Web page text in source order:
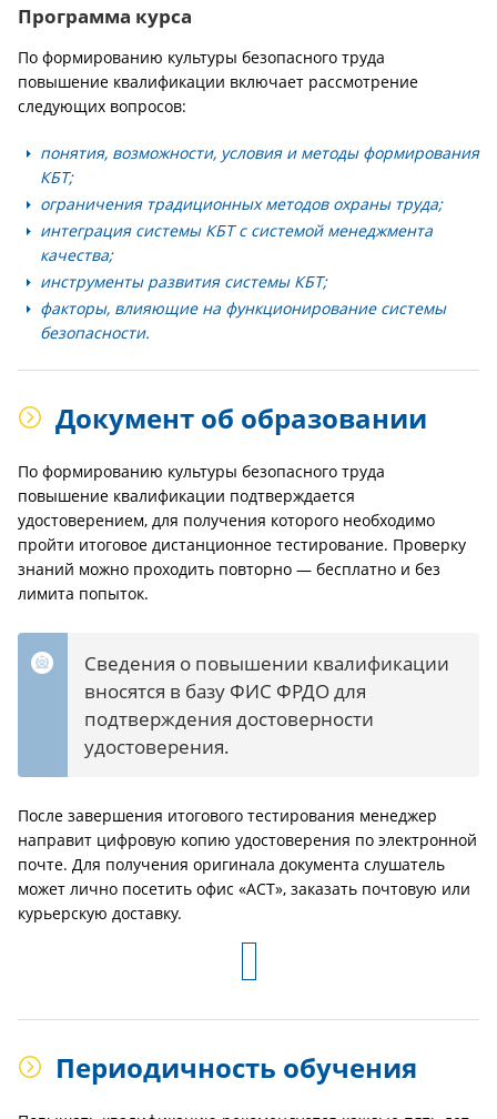
Программа курса
По формированию культуры безопасного труда
повышение квалификации включает рассмотрение
следующих вопросов:
понятия, возможности, условия и методы формирования
КБТ;
ограничения традиционных методов охраны труда;
интеграция системы КБТ с системой менеджмента
качества;
инструменты развития системы КБТ;
факторы, влияющие на функционирование системы
безопасности.
Документ об образовании
По формированию культуры безопасного труда
повышение квалификации подтверждается
удостоверением, для получения которого необходимо
пройти итоговое дистанционное тестирование. Проверку
знаний можно проходить повторно — бесплатно и без
лимита попыток.
Сведения о повышении квалификации
вносятся в базу ФИС ФРДО для
подтверждения достоверности
удостоверения.
После завершения итогового тестирования менеджер
направит цифровую копию удостоверения по электронной
почте. Для получения оригинала документа слушатель
может лично посетить офис «АСТ», заказать почтовую или
курьерскую доставку.
Периодичность обучения